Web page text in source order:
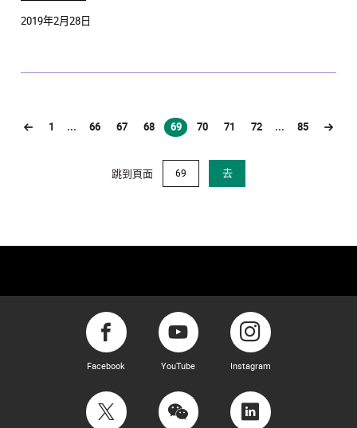
2019年2月28日
1 ... 66 67 68 69
(current)
70 71 72 ... 85
跳到頁面 去
Facebook YouTube Instagram